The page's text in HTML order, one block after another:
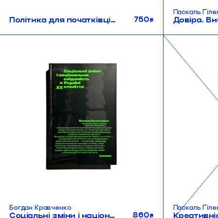
Політика для початківців #2 750₴
Паскаль
Богдан Кравченко
Соціальні зміни і національна свідомість в Україні XX століття 860₴
Паскаль